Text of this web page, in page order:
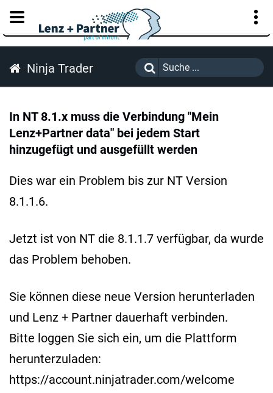
KUNDENPORTAL
Ninja Trader
In NT 8.1.x muss die Verbindung "Mein
Lenz+Partner data" bei jedem Start
hinzugefügt und ausgefüllt werden
Dies war ein Problem bis zur NT Version
8.1.1.6.
Jetzt ist von NT die 8.1.1.7 verfügbar, da wurde
das Problem behoben.
Sie können diese neue Version herunterladen
und Lenz + Partner dauerhaft verbinden.
Bitte loggen Sie sich ein, um die Plattform
herunterzuladen:
https://account.ninjatrader.com/welcome